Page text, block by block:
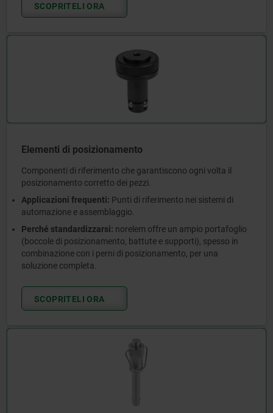
SCOPRITELI ORA
Elementi di posizionamento
Componenti di riferimento che garantiscono ogni volta il
posizionamento corretto dei pezzi.
Applicazioni frequenti: Punti di riferimento nei sistemi di
automazione e assemblaggio.
Perché standardizzarsi: norelem offre un ampio portafoglio
(boccole di posizionamento, battute e supporti), spesso in
combinazione con i perni di posizionamento, per una
soluzione completa.
SCOPRITELI ORA